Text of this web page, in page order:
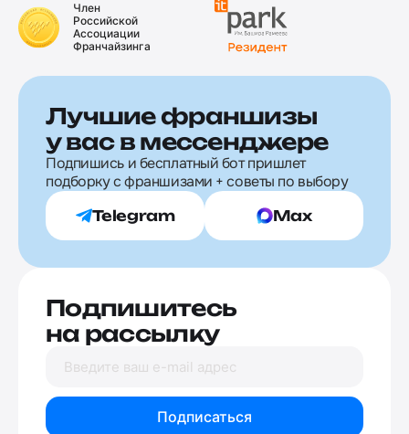
Член
Российской
Ассоциации
Франчайзинга
Лучшие франшизы
у вас в мессенджере
Подпишись и бесплатный бот пришлет
подборку с франшизами + советы по выбору
Telegram Max
Подпишитесь
на рассылку
Подписаться